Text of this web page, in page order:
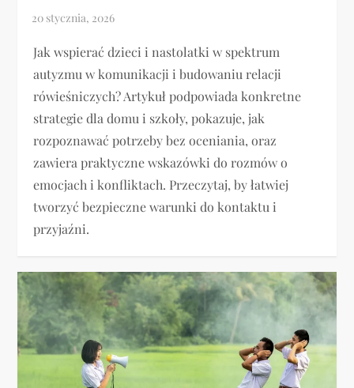
Jak wspierać dzieci i nastolatki w spektrum
autyzmu w komunikacji i budowaniu relacji
rówieśniczych? Artykuł podpowiada konkretne
strategie dla domu i szkoły, pokazuje, jak
rozpoznawać potrzeby bez oceniania, oraz
zawiera praktyczne wskazówki do rozmów o
emocjach i konfliktach. Przeczytaj, by łatwiej
tworzyć bezpieczne warunki do kontaktu i
przyjaźni.